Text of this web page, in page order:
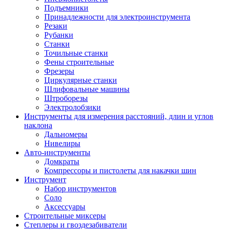
Подъемники
Принадлежности для электроинструмента
Резаки
Рубанки
Станки
Точильные станки
Фены строительные
Фрезеры
Циркулярные станки
Шлифовальные машины
Штроборезы
Электролобзики
Инструменты для измерения расстояний, длин и углов
наклона
Дальномеры
Нивелиры
Авто-инструменты
Домкраты
Компрессоры и пистолеты для накачки шин
Инструмент
Набор инструментов
Соло
Аксессуары
Строительные миксеры
Степлеры и гвоздезабиватели